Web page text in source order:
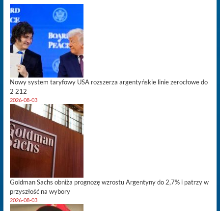
Nowy system taryfowy USA rozszerza argentyńskie linie zerocłowe do
2 212
2026-08-03
Goldman Sachs obniża prognozę wzrostu Argentyny do 2,7% i patrzy w
przyszłość na wybory
2026-08-03